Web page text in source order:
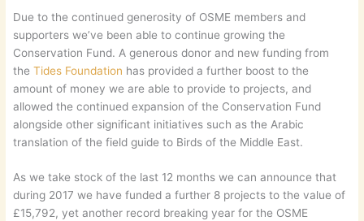
Due to the continued generosity of OSME members and
supporters we’ve been able to continue growing the
Conservation Fund. A generous donor and new funding from
theTides Foundation has provided a further boost to the
amount of money we are able to provide to projects, and
allowed the continued expansion of the Conservation Fund
alongside other significant initiatives such as the Arabic
translation of the field guide to Birds of the Middle East.
As we take stock of the last 12 months we can announce that
during 2017 we have funded a further 8 projects to the value of
£15,792, yet another record breaking year for the OSME